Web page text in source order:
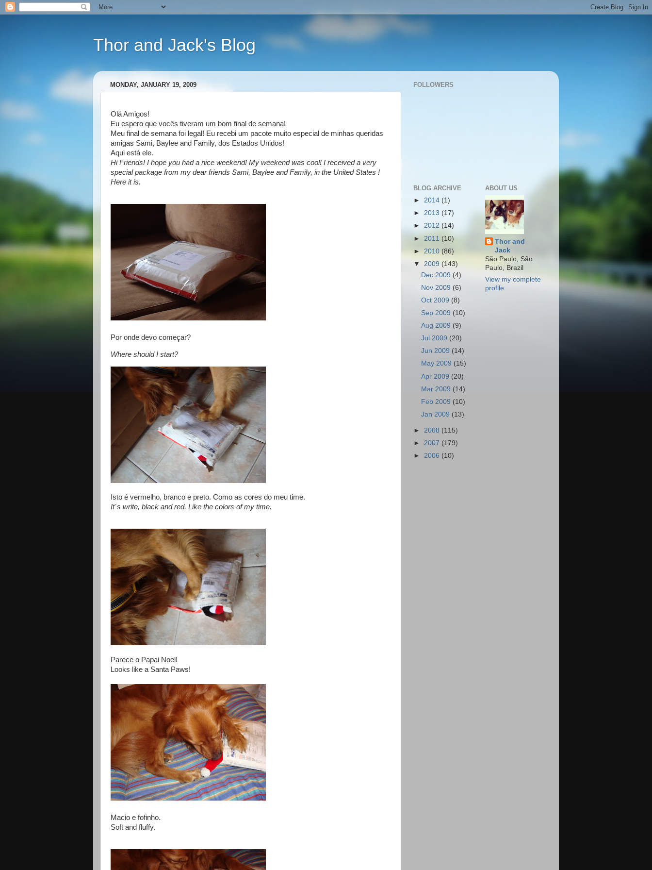
Thor and Jack's Blog
MONDAY, JANUARY 19, 2009
Olá Amigos!
Eu espero que vocês tiveram um bom final de semana!
Meu final de semana foi legal! Eu recebi um pacote muito especial de minhas queridas
amigas Sami, Baylee and Family, dos Estados Unidos!
Aqui está ele.
Hi Friends! I hope you had a nice weekend! My weekend was cool! I received a very
special package from my dear friends Sami, Baylee and Family, in the United States !
Here it is.
Por onde devo começar?
Where should I start?
Isto é vermelho, branco e preto. Como as cores do meu time.
It´s write, black and red. Like the colors of my time.
Parece o Papai Noel!
Looks like a Santa Paws!
Macio e fofinho.
Soft and fluffy.
FOLLOWERS
BLOG ARCHIVE
► 2014 (1)
► 2013 (17)
► 2012 (14)
► 2011 (10)
► 2010 (86)
▼ 2009 (143)
Dec 2009 (4)
Nov 2009 (6)
Oct 2009 (8)
Sep 2009 (10)
Aug 2009 (9)
Jul 2009 (20)
Jun 2009 (14)
May 2009 (15)
Apr 2009 (20)
Mar 2009 (14)
Feb 2009 (10)
Jan 2009 (13)
► 2008 (115)
► 2007 (179)
► 2006 (10)
ABOUT US
Thor and
Jack
São Paulo, São
Paulo, Brazil
View my complete
profile